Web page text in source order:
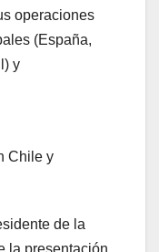
operaciones
(España,
y
Chile y
de la
la presentación